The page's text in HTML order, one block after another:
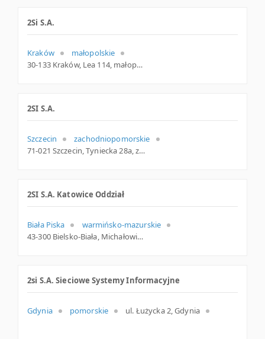
2Si S.A.
Kraków
małopolskie
30-133 Kraków, Lea 114, małopolskie
2SI S.A.
Szczecin
zachodniopomorskie
71-021 Szczecin, Tyniecka 28a, zachodniopomorskie
2SI S.A. Katowice Oddział
Biała Piska
warmińsko-mazurskie
43-300 Bielsko-Biała, Michałowicza 12, śląskie
2si S.A. Sieciowe Systemy Informacyjne
Gdynia pomorskie ul. Łużycka 2, Gdynia